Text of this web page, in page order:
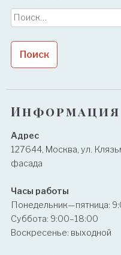
Найти:
Информация
Адрес
127644, Москва, ул.
фасада
Часы работы
Понедельник—пятница:
Суббота: 9:00–18:00
Воскресенье: выходной